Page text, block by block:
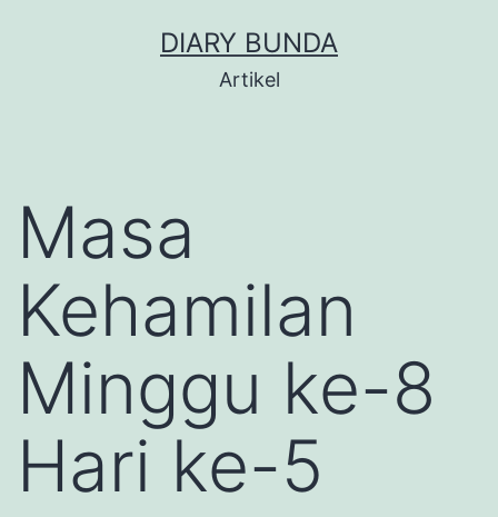
DIARY BUNDA
Artikel
Masa
Kehamilan
Minggu ke-8
Hari ke-5